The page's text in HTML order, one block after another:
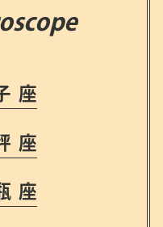
座
座
座